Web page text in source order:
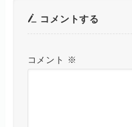
コメントする
コメント ※